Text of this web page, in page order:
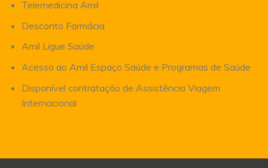
Telemedicina Amil
Desconto Farmácia
Amil Ligue Saúde
Acesso ao Amil Espaço Saúde e Programas de Saúde
Disponível contratação de Assistência Viagem
Internacional